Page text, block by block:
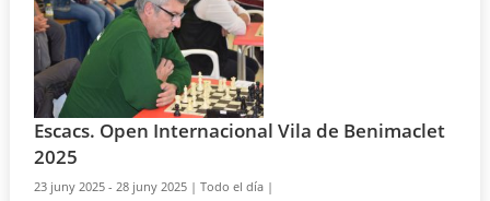
Escacs. Open Internacional Vila de Benimaclet
2025
23 juny 2025 - 28 juny 2025 |Todo el día |